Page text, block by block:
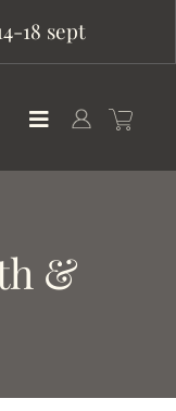
18 sept
&